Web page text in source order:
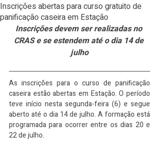
Inscrições abertas para curso gratuito de
panificação caseira em Estação
Inscrições devem ser realizadas no
CRAS e se estendem até o dia 14 de
julho
As inscrições para o curso de panificação
caseira estão abertas em Estação. O período
teve início nesta segunda-feira (6) e segue
aberto até o dia 14 de julho. A formação está
programada para ocorrer entre os dias 20 e
22 de julho.